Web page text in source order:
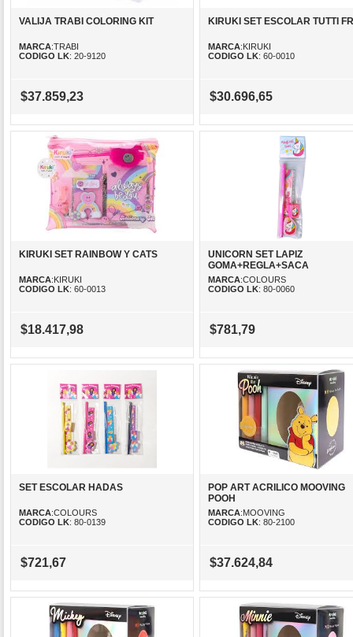
VALIJA TRABI COLORING KIT
MARCA:TRABI
CODIGO LK: 20-9120
$37.859,23
KIRUKI SET ESCOLAR TUTTI
MARCA:KIRUKI
CODIGO LK: 60-0010
$30.696,65
KIRUKI SET RAINBOW Y CATS
MARCA:KIRUKI
CODIGO LK: 60-0013
$18.417,98
UNICORN SET LAPIZ
GOMA+REGLA+SACA
MARCA:COLOURS
CODIGO LK: 80-0060
$781,79
SET ESCOLAR HADAS
MARCA:COLOURS
CODIGO LK: 80-0139
$721,67
POP ART ACRILICO MOOVING
POOH
MARCA:MOOVING
CODIGO LK: 80-2100
$37.624,84